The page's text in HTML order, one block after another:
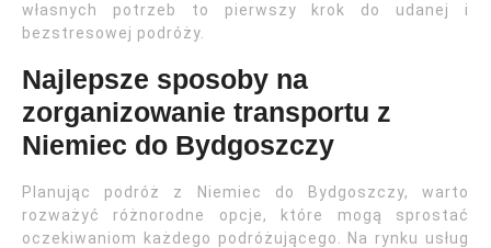
własnych potrzeb to pierwszy krok do udanej i
bezstresowej podróży.
Najlepsze sposoby na
zorganizowanie transportu z
Niemiec do Bydgoszczy
Planując podróż z Niemiec do Bydgoszczy, warto
rozważyć różnorodne opcje, które mogą sprostać
oczekiwaniom każdego podróżującego. Na rynku usług